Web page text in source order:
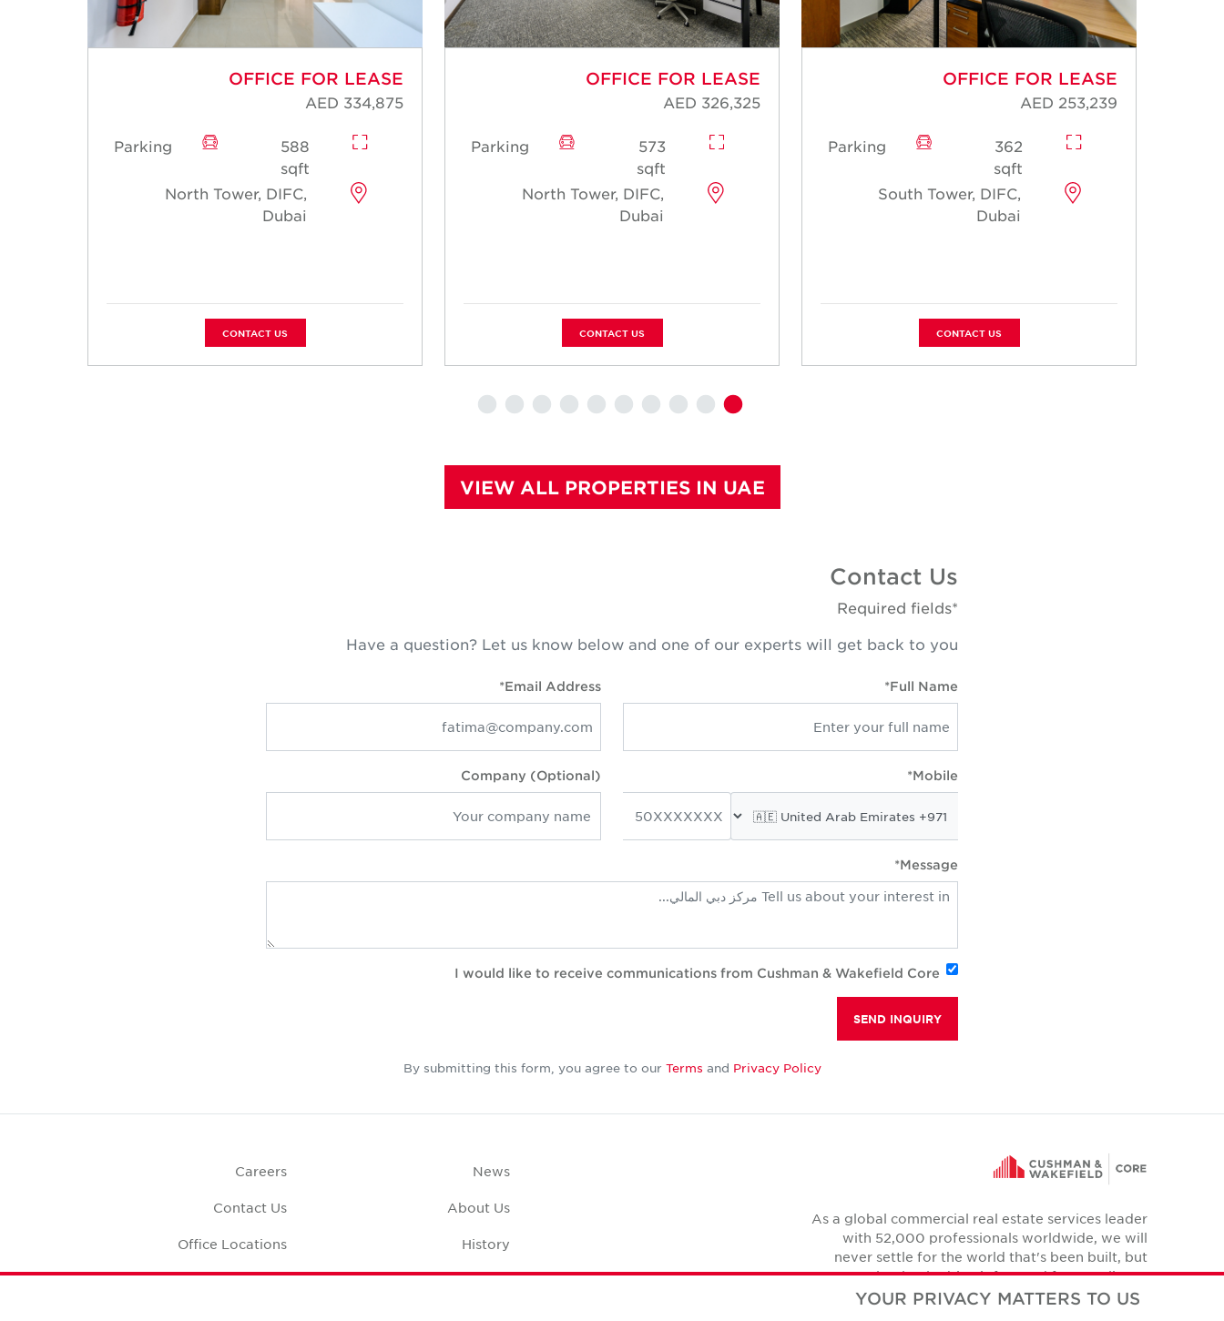
OFFICE FOR LEASE
AED 253,239
362
sqft
Parking
South Tower, DIFC,
Dubai
CONTACT US
OFFICE FOR LEASE
AED 326,325
573
sqft
Parking
North Tower, DIFC,
Dubai
CONTACT US
OFFICE FOR LEASE
AED 334,875
588
sqft
Parking
North Tower, DIFC,
Dubai
CONTACT US
VIEW ALL PROPERTIES IN UAE
Contact Us
*Required fields
Have a question? Let us know below and one of our experts will get back to you
Full Name*
Email Address*
Mobile*
Company (Optional)
Message*
I would like to receive communications from Cushman & Wakefield Core
SEND INQUIRY
By submitting this form, you agree to our Terms and Privacy Policy
As a global commercial real estate services leader
with 52,000 professionals worldwide, we will
never settle for the world that's been built, but
relentlessly drive it forward for our clients,
colleagues and communities.
News
About Us
History
Case Studies
Careers
Contact Us
Office Locations
Corporate Social
YOUR PRIVACY MATTERS TO US